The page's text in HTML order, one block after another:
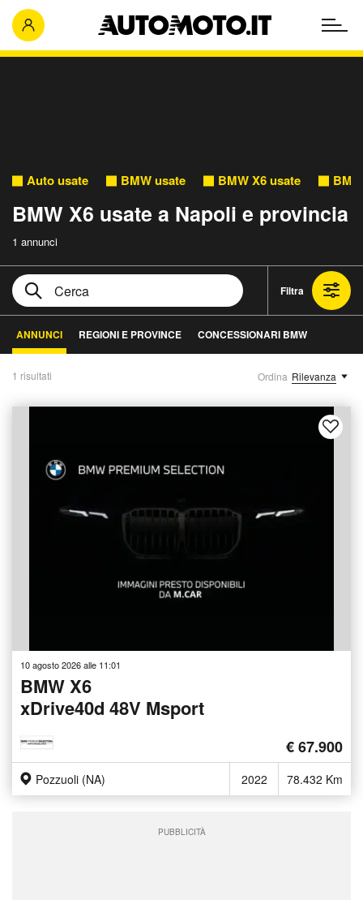
Auto usate BMW usate BMW X6 usate
BMW X6 usate a Napoli e provincia
1 annunci
Filtra
ANNUNCI REGIONI E PROVINCE CONCESSIONARI BMW
1 risultati Ordina Rilevanza
10 agosto 2026 alle 11:01
BMW X6
xDrive40d 48V Msport
€ 67.900
Pozzuoli (NA) 2022 78.432 Km
PUBBLICITÀ